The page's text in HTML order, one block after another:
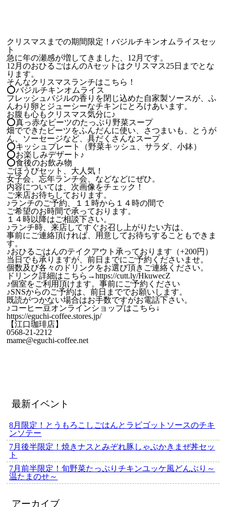
クリスマスまでの期間限定！バジルチキンオムライスセッ
ト
急に年の瀬感が増してきました、12月です。
12月のおひるごはんのAセットはクリスマス25日までとな
ります。
そんなクリスマスランチはこちら！
⭕️バジルチキンオムライス
フレッシュバジルの香りを閉じ込めた自家製ソースが、ふ
んわり卵とジューシーなチキンにとろけあいます。
お腹も心もクリスマス気分に♪
⭕️真っ赤なビーツのたっぷり野菜スープ
畑でできたビーツをふんだんに使い、さつまいも、とうが
ん、ソーセージなど、具だくさんなスープ
⭕キッシュプレート（野菜キッシュ、サラダ、小鉢）
⭕お楽しみデザート♪
⭕食後のお飲み物
ごほうびセット、大人気！
女子会、忘年ランチ会、などなどにぜひ。
内容については、次画像をチェック！
ご来店お待ちしております。
♪ランチのご予約、１１時から１４時の間で
ご希望のお時間で承っております。
１４時以降はご相談下さい。
♪ランチ時、来店してすぐお召し上がりたい方は、
事前にご連絡頂ければ、用意してお待ちすることもできま
す。
♪おひるごはんのテイクアウト承っております（+200円）
当日でも承りますが、前日までにご予約くださいませ。
個数及び各々のドリンクをお選び頂きご連絡ください。
ドリンク詳細はこちら→https://cutt.ly/HkuwecZ
♪個室をご利用頂けます。事前にご予約ください
♪SNSからのご予約は、前日まででお願いします。
既読がつかない場合はお手数ですがお電話下さい。
♪コーヒー豆オンラインショップはこちら↓
https://eguchi-coffee.stores.jp/
【江口珈琲店】
0568-21-2212
mame@eguchi-coffee.net
最新イベント
8月限定！とうもろこしごはんとラビゴットソースのチキ
ンソテー
7月後半限定！焼きナスとみぞれ豚しゃぶかきまぜ丼セッ
ト
7月前半限定！旬野菜たっぷりチキンユッケ風どんぶり～
温たまのせ～
アーカイブ